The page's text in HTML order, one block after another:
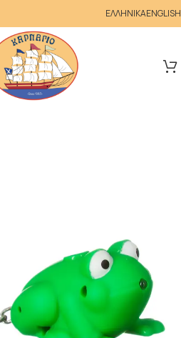
ΕΛΛΗΝΙΚΑENGLISH